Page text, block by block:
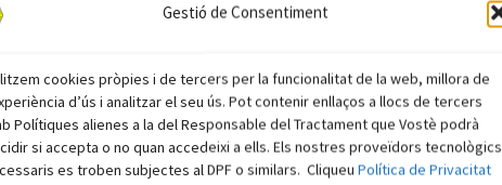
Gestió de Consentiment
cookies pròpies i de tercers per la funcionalitat de la web, millora de
d’ús i analitzar el seu ús. Pot contenir enllaços a llocs de tercers
Polítiques alienes a la del Responsable del Tractament que Vostè podrà
si accepta o no quan accedeixi a ells. Els nostres proveïdors tecnològics
es troben subjectes al DPF o similars. Cliqueu Política de Privacitat